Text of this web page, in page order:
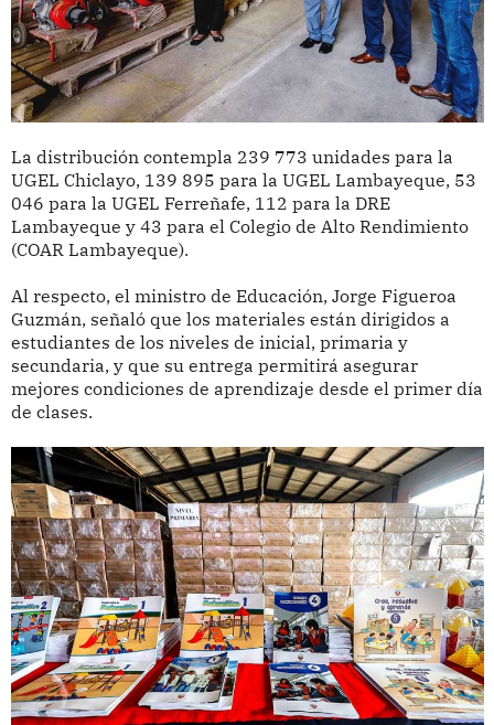
La distribución contempla 239 773 unidades para la
UGEL Chiclayo, 139 895 para la UGEL Lambayeque, 53
046 para la UGEL Ferreñafe, 112 para la DRE
Lambayeque y 43 para el Colegio de Alto Rendimiento
(COAR Lambayeque).
Al respecto, el ministro de Educación, Jorge Figueroa
Guzmán, señaló que los materiales están dirigidos a
estudiantes de los niveles de inicial, primaria y
secundaria, y que su entrega permitirá asegurar
mejores condiciones de aprendizaje desde el primer día
de clases.